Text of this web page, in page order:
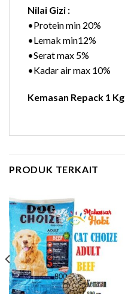
Nilai Gizi :
•Protein min 20%
•Lemak min12%
•Serat max 5%
•Kadar air max 10%
Kemasan Repack 1 Kg
PRODUK TERKAIT